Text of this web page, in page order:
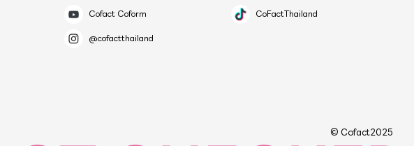
Cofact Coform
CoFactThailand
@cofactthailand
© Cofact2025